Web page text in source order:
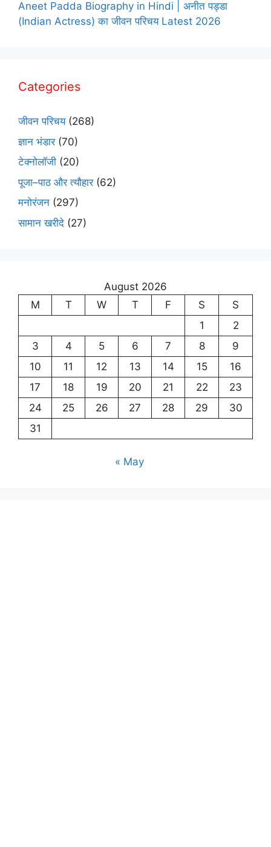
Aneet Padda Biography in Hindi | अनीत पड्डा
(Indian Actress) का जीवन परिचय Latest 2026
Categories
जीवन परिचय(268)
ज्ञान भंडार(70)
टेक्नोलॉजी (20)
पूजा–पाठ और त्यौहार(62)
मनोरंजन (297)
सामान खरीदे (27)
August 2026
M
T W T F S
S
1
2
3
4 5 6 7 8
9
10
11 12 13 14 15
16
17
18 19 20 21 22
23
24
25 26 27 28 29
30
31
« May